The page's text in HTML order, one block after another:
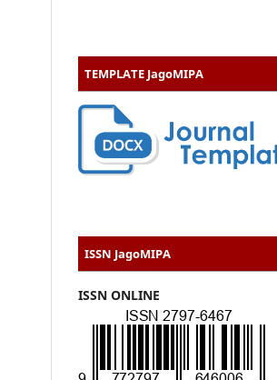
TEMPLATE JagoMIPA
ISSN JagoMIPA
ISSN ONLINE